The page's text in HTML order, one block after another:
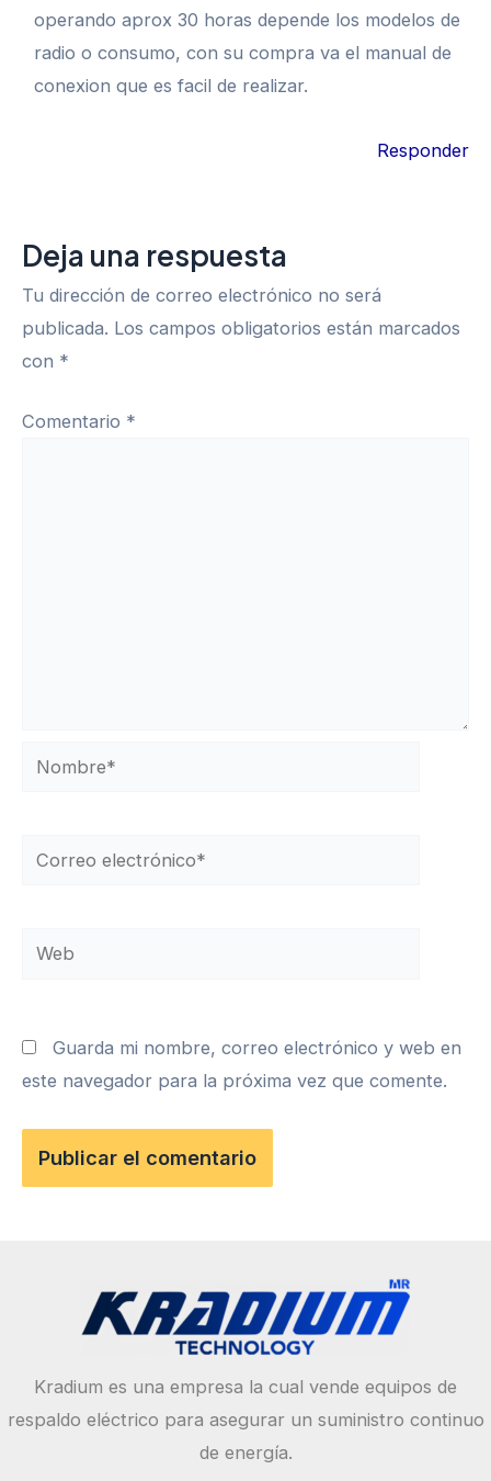
operando aprox 30 horas depende los modelos de
radio o consumo, con su compra va el manual de
conexion que es facil de realizar.
Responder
Deja una respuesta
Tu dirección de correo electrónico no será
publicada. Los campos obligatorios están marcados
con *
Comentario *
Nombre*
Correo
Web
Guarda mi nombre, correo electrónico y web en
este navegador para la próxima vez que comente.
Kradium es una empresa la cual vende equipos de
respaldo eléctrico para asegurar un suministro continuo
de energía.